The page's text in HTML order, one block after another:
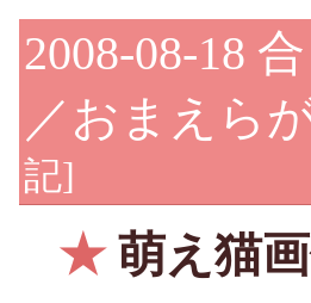
2008-08-18
／おまえら
記]
★萌え猫